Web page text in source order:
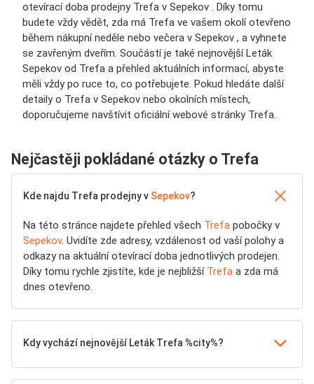
otevírací doba prodejny Trefa v Sepekov . Díky tomu
budete vždy vědět, zda má Trefa ve vašem okolí otevřeno
během nákupní neděle nebo večera v Sepekov , a vyhnete
se zavřeným dveřím. Součástí je také nejnovější Leták
Sepekov od Trefa a přehled aktuálních informací, abyste
měli vždy po ruce to, co potřebujete. Pokud hledáte další
detaily o Trefa v Sepekov nebo okolních místech,
doporučujeme navštívit oficiální webové stránky Trefa.
Nejčastěji pokládané otázky o Trefa
Kde najdu Trefa prodejny v Sepekov?
Na této stránce najdete přehled všech Trefa pobočky v
Sepekov. Uvidíte zde adresy, vzdálenost od vaší polohy a
odkazy na aktuální otevírací doba jednotlivých prodejen.
Díky tomu rychle zjistíte, kde je nejbližší Trefa a zda má
dnes otevřeno.
Kdy vychází nejnovější Leták Trefa %city%?